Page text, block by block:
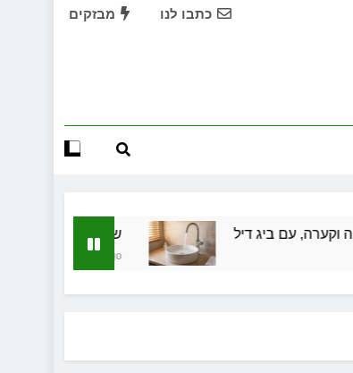
אחד מתיז ואחר לא: גובה, פייה וקערה, עם ביג דיל
שירותי הקריינות המקצועיים של ויקטוריה
כתבו לנו מבזקים
ביג דיל שמלות כלה במרכז: הבחירה
3 שבועות Ago